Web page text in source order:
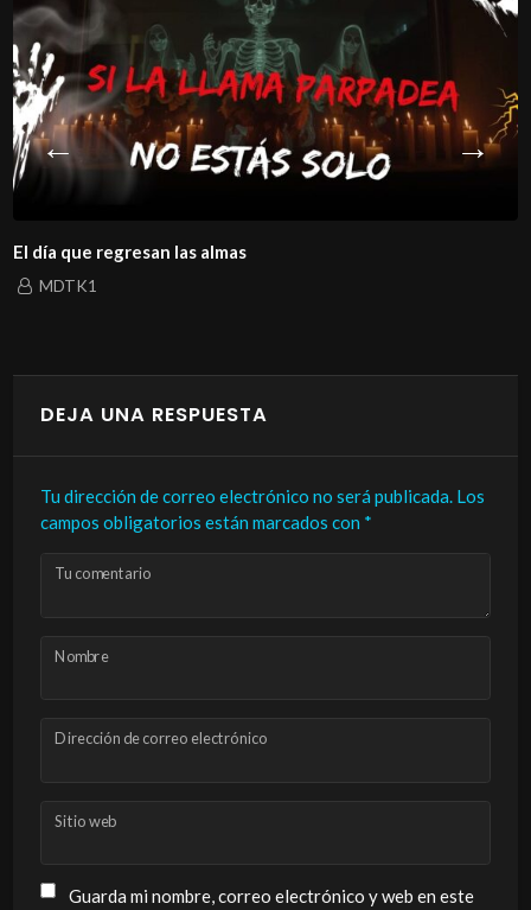
El día que regresan las almas
MDTK1
DEJA UNA RESPUESTA
Tu dirección de correo electrónico no será publicada. Los
campos obligatorios están marcados con *
Tu comentario
Nombre
Dirección de correo electrónico
Sitio web
Guarda mi nombre, correo electrónico y web en este